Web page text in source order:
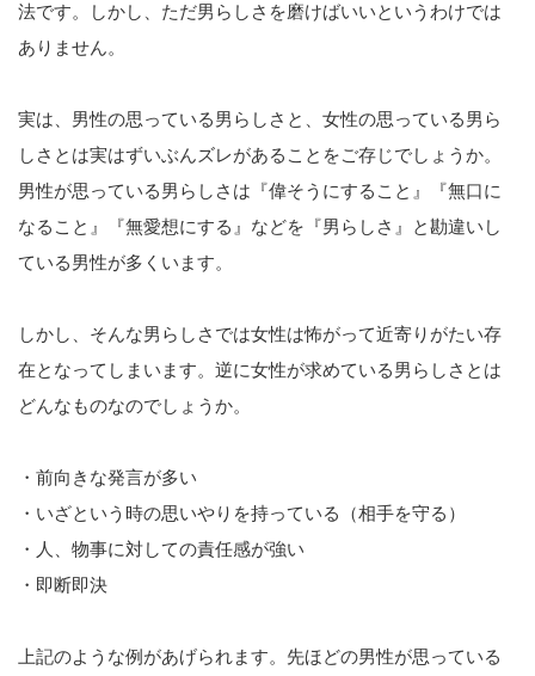
法です。しかし、ただ男らしさを磨けばいいというわけでは
ありません。
実は、男性の思っている男らしさと、女性の思っている男ら
しさとは実はずいぶんズレがあることをご存じでしょうか。
男性が思っている男らしさは『偉そうにすること』『無口に
なること』『無愛想にする』などを『男らしさ』と勘違いし
ている男性が多くいます。
しかし、そんな男らしさでは女性は怖がって近寄りがたい存
在となってしまいます。逆に女性が求めている男らしさとは
どんなものなのでしょうか。
・前向きな発言が多い
・いざという時の思いやりを持っている（相手を守る）
・人、物事に対しての責任感が強い
・即断即決
上記のような例があげられます。先ほどの男性が思っている